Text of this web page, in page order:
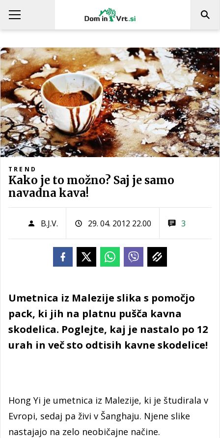
TREND
Kako je to možno? Saj je samo
navadna kava!
B.J.V. 29. 04. 2012 22.00 3
Umetnica iz Malezije slika s pomočjo
pack, ki jih na platnu pušča kavna
skodelica. Poglejte, kaj je nastalo po 12
urah in več sto odtisih kavne skodelice!
Hong Yi je umetnica iz Malezije, ki je študirala v
Evropi, sedaj pa živi v Šanghaju. Njene slike
nastajajo na zelo neobičajne načine.